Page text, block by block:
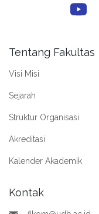
Tentang Fakultas
Visi Misi
Sejarah
Struktur Organisasi
Akreditasi
Kalender Akademik
Kontak